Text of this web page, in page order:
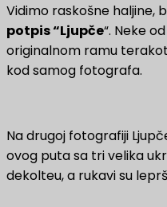
Vidimo raskošne haljine,
potpis “Ljupče“. Neke
originalnom ramu
kod samog fotografa.
Na drugoj fotografiji
ovog puta sa tri velika
dekolteu, a rukavi su